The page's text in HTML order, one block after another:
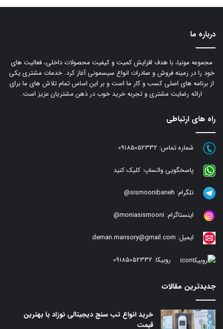
درباره ما
مجموعه مونیا، با هدف افزایش کمیت و کیفیت محصولات داخلی، فعالیت های
خود را در زمینه فروش و صادرات انواع سیسمونی آغاز کرد. خدمات مشتری یکی
از برنامه های اصلی کسب و کار ما است و بر این اساس تمام تلاش های ما برای
ارائه رضایت مشتری و تجربه خرید خوب در ذهن مشتریان عزیز است.
راه های ارتباطی
شماره تماس: 09185052332
پاسخگویی واتساپ: کلیک کنید
تلگرام: sismoonibaneh@
اینستاگرام: moniasismooni@
ایمیل: deman.mansory@gmail.com
روبیکا: 09185052332
جدیدترین مقالات
خرید انواع تب سنج دیجیتالی نوزاد با بهترین
قیمت